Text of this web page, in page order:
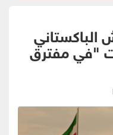
الباكستاني
"في مفترق